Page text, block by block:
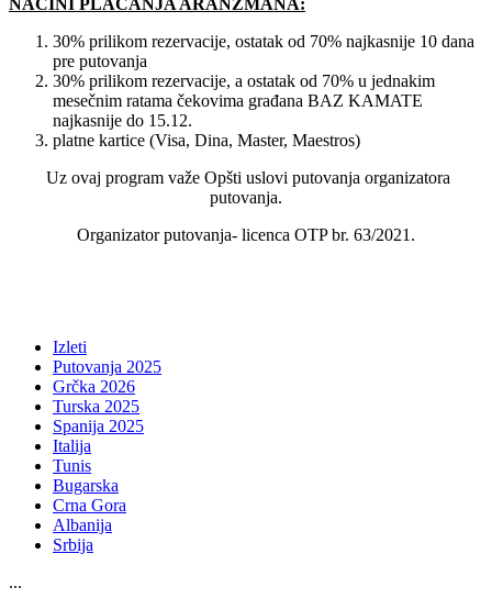
NAČINI PLAĆANJA ARANŽMANA:
30% prilikom rezervacije, ostatak od 70% najkasnije 10 dana
pre putovanja
30% prilikom rezervacije, a ostatak od 70% u jednakim
mesečnim ratama čekovima građana BAZ KAMATE
najkasnije do 15.12.
platne kartice (Visa, Dina, Master, Maestros)
Uz ovaj program važe Opšti uslovi putovanja organizatora
putovanja.
Organizator putovanja- licenca OTP br. 63/2021.
Izleti
Putovanja 2025
Grčka 2026
Turska 2025
Spanija 2025
Italija
Tunis
Bugarska
Crna Gora
Albanija
Srbija
...